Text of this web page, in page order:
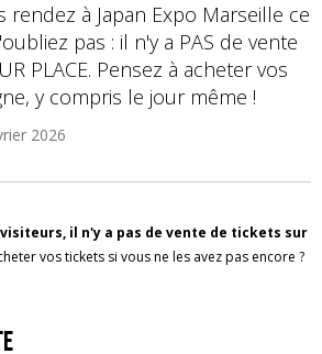
rendez à Japan Expo Marseille ce
pas : il n'y a PAS de vente
PLACE. Pensez à acheter vos
y compris le jour même !
2026
il n'y a pas de vente de tickets sur
vos tickets si vous ne les avez pas encore ?